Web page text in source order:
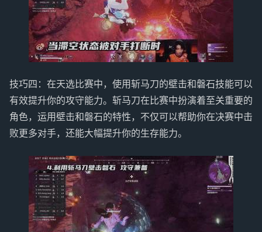
技巧四：在天选比赛中，使用斩马刀的壁击和磐石技能可以
有效提升你的攻守能力。斩马刀在比赛中扮演着至关重要的
角色，运用壁击和磐石的特性，不仅可以帮助你在决赛中击
败更多对手，还能大幅提升你的生存能力。